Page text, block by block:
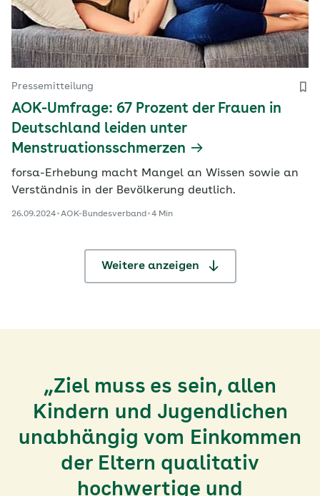
Pressemitteilung
AOK-Umfrage: 67 Prozent der Frauen in
Deutschland leiden unter
Menstruationsschmerzen
forsa-Erhebung macht Mangel an Wissen sowie an
Verständnis in der Bevölkerung deutlich.
26.09.2024 AOK-Bundesverband 4 Min
Weitere anzeigen
„Ziel muss es sein, allen
Kindern und Jugendlichen
unabhängig vom Einkommen
der Eltern qualitativ
hochwertige und